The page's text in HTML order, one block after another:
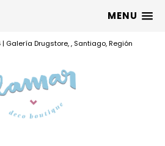
MENU
Galería Drugstore, , Santiago, Región